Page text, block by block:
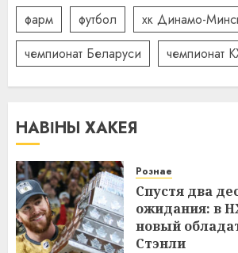
фарм
футбол хк Динамо-
чемпионат Беларуси
чемпионат
НАВІНЫ ХАКЕЯ
Рознае
Спустя два
ожидания: в
новый
Стэнли